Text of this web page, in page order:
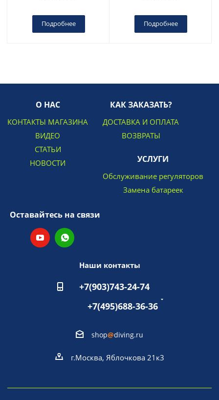
Подробнее Подробнее
О НАС
КОНТАКТЫ МАГАЗИНА
ВИДЕО
СТАТЬИ
НОВОСТИ
КАК ЗАКАЗАТЬ?
ДОСТАВКА И ОПЛАТА
ВОЗВРАТЫ
УСЛУГИ
Обслуживание регуляторов
Замена батареек
Оставайтесь на связи
Наши контакты
+7(903)743-24-74
+7(495)688-36-36
shop@diving.ru
г.Москва, Яблочкова 21к3